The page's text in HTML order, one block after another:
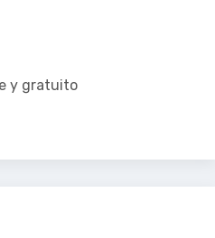
y gratuito